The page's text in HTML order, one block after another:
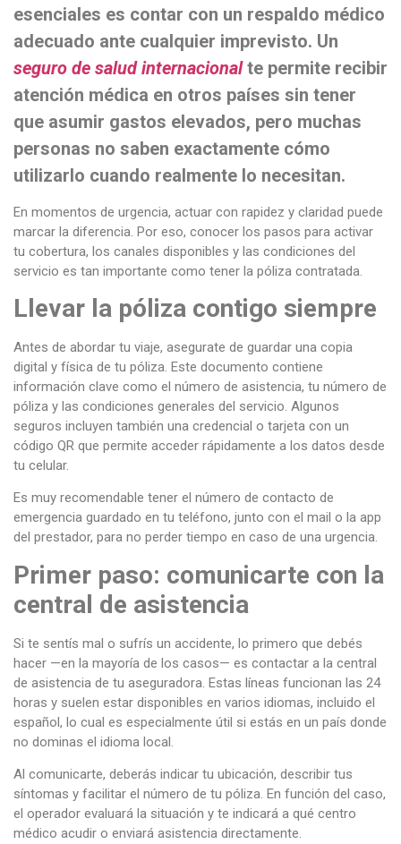
esenciales es contar con un respaldo médico
adecuado ante cualquier imprevisto. Un
seguro de salud internacionalte permite recibir
atención médica en otros países sin tener
que asumir gastos elevados, pero muchas
personas no saben exactamente cómo
utilizarlo cuando realmente lo necesitan.
En momentos de urgencia, actuar con rapidez y claridad puede
marcar la diferencia. Por eso, conocer los pasos para activar
tu cobertura, los canales disponibles y las condiciones del
servicio es tan importante como tener la póliza contratada.
Llevar la póliza contigo siempre
Antes de abordar tu viaje, asegurate de guardar una copia
digital y física de tu póliza. Este documento contiene
información clave como el número de asistencia, tu número de
póliza y las condiciones generales del servicio. Algunos
seguros incluyen también una credencial o tarjeta con un
código QR que permite acceder rápidamente a los datos desde
tu celular.
Es muy recomendable tener el número de contacto de
emergencia guardado en tu teléfono, junto con el mail o la app
del prestador, para no perder tiempo en caso de una urgencia.
Primer paso: comunicarte con la
central de asistencia
Si te sentís mal o sufrís un accidente, lo primero que debés
hacer —en la mayoría de los casos— es contactar a la central
de asistencia de tu aseguradora. Estas líneas funcionan las 24
horas y suelen estar disponibles en varios idiomas, incluido el
español, lo cual es especialmente útil si estás en un país donde
no dominas el idioma local.
Al comunicarte, deberás indicar tu ubicación, describir tus
síntomas y facilitar el número de tu póliza. En función del caso,
el operador evaluará la situación y te indicará a qué centro
médico acudir o enviará asistencia directamente.